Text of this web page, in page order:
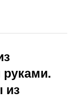
руками.
из